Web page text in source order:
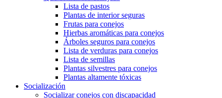
Lista de pastos
Plantas de interior seguras
Frutas para conejos
Hierbas aromáticas para conejos
Árboles seguros para conejos
Lista de verduras para conejos
Lista de semillas
Plantas silvestres para conejos
Plantas altamente tóxicas
Socialización
Socializar conejos con discapacidad